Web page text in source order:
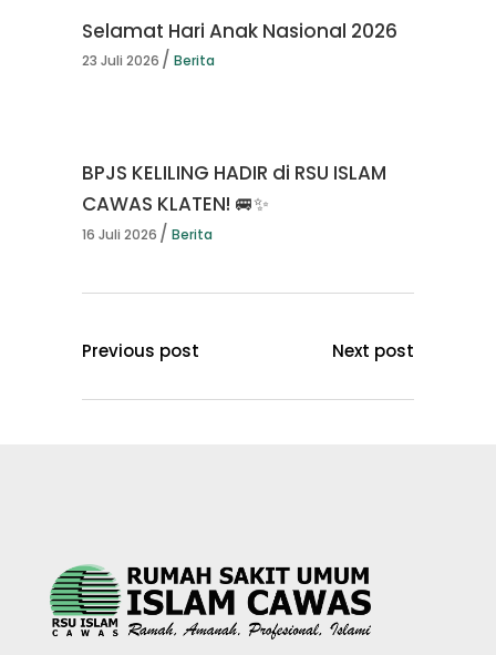
Selamat Hari Anak Nasional 2026
23 Juli 2026 Berita
BPJS KELILING HADIR di RSU ISLAM
CAWAS KLATEN! 🚐✨
16 Juli 2026 Berita
Previous post Next post